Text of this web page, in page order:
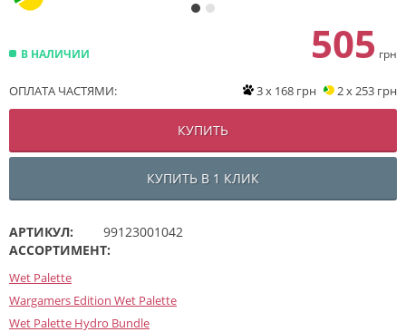
В НАЛИЧИИ 505 грн
ОПЛАТА ЧАСТЯМИ: 3 x 168 грн 2 x 253 грн
КУПИТЬ
КУПИТЬ В 1 КЛИК
АРТИКУЛ:
99123001042
АССОРТИМЕНТ:
Wet Palette
Wargamers Edition Wet Palette
Wet Palette Hydro Bundle